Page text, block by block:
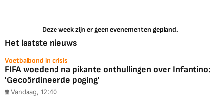
Deze week zijn er geen evenementen gepland.
Het laatste nieuws
Voetbalbond in crisis
FIFA woedend na pikante onthullingen over Infantino:
'Gecoördineerde poging'
Vandaag, 12:40